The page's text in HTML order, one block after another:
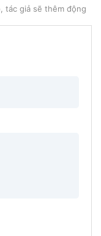
tác giả sẽ thêm động